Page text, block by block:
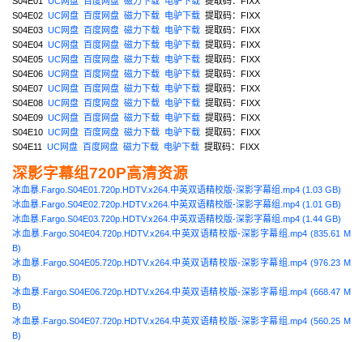
S04E02 UC网盘 百度网盘 磁力下载 电驴下载 提取码：FIXX
S04E03 UC网盘 百度网盘 磁力下载 电驴下载 提取码：FIXX
S04E04 UC网盘 百度网盘 磁力下载 电驴下载 提取码：FIXX
S04E05 UC网盘 百度网盘 磁力下载 电驴下载 提取码：FIXX
S04E06 UC网盘 百度网盘 磁力下载 电驴下载 提取码：FIXX
S04E07 UC网盘 百度网盘 磁力下载 电驴下载 提取码：FIXX
S04E08 UC网盘 百度网盘 磁力下载 电驴下载 提取码：FIXX
S04E09 UC网盘 百度网盘 磁力下载 电驴下载 提取码：FIXX
S04E10 UC网盘 百度网盘 磁力下载 电驴下载 提取码：FIXX
S04E11 UC网盘 百度网盘 磁力下载 电驴下载 提取码：FIXX
深影字幕组720P高清资源
冰血暴.Fargo.S04E01.720p.HDTV.x264.中英双语精校版-深影字幕组.mp4 (1.03 GB)
冰血暴.Fargo.S04E02.720p.HDTV.x264.中英双语精校版-深影字幕组.mp4 (1.01 GB)
冰血暴.Fargo.S04E03.720p.HDTV.x264.中英双语精校版-深影字幕组.mp4 (1.44 GB)
冰血暴.Fargo.S04E04.720p.HDTV.x264.中英双语精校版-深影字幕组.mp4 (835.61 M
B)
冰血暴.Fargo.S04E05.720p.HDTV.x264.中英双语精校版-深影字幕组.mp4 (976.23 M
B)
冰血暴.Fargo.S04E06.720p.HDTV.x264.中英双语精校版-深影字幕组.mp4 (668.47 M
B)
冰血暴.Fargo.S04E07.720p.HDTV.x264.中英双语精校版-深影字幕组.mp4 (560.25 M
B)